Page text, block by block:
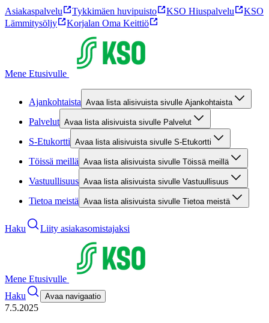
Asiakaspalvelu Tykkimäen huvipuisto KSO Hiuspalvelu
KSO
Lämmitysöljy
Korjalan Oma Keittiö
Mene Etusivulle
Ajankohtaista Avaa lista alisivuista sivulle Ajankohtaista
Palvelut Avaa lista alisivuista sivulle Palvelut
S-Etukortti Avaa lista alisivuista sivulle S-Etukortti
Töissä meillä Avaa lista alisivuista sivulle Töissä meillä
Vastuullisuus Avaa lista alisivuista sivulle Vastuullisuus
Tietoa meistä Avaa lista alisivuista sivulle Tietoa meistä
Haku Liity asiakasomistajaksi
Mene Etusivulle
Haku
Avaa navigaatio
7.5.2025